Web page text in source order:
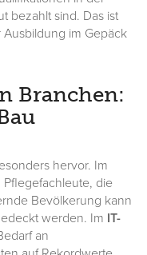
bezahlt sind. Das ist
Ausbildung im Gepäck
Branchen:
hervor. Im
die
Bevölkerung kann
werden. Im IT-
an